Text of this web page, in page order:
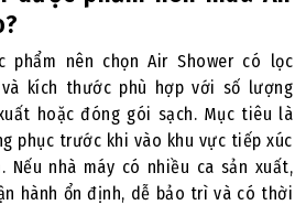
phẩm nên chọn Air Shower có lọc
và kích thước phù hợp với số lượng
hoặc đóng gói sạch. Mục tiêu là
phục trước khi vào khu vực tiếp xúc
Nếu nhà máy có nhiều ca sản xuất,
hành ổn định, dễ bảo trì và có thời